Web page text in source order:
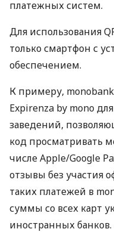
платежных систем.
Для использования
только смартфон с
обеспечением.
К примеру,
Expirenza by mono
заведений,
код просматривать
числе Apple/Google
отзывы без участия
таких платежей в
суммы со всех карт
иностранных банков.